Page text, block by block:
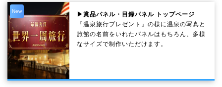
New
▶賞品パネル・目録パネル トップページ
『温泉旅行プレゼント』の様に温泉の写真と
旅館の名前をいれたパネルはもちろん、多様
なサイズで制作いただけます。